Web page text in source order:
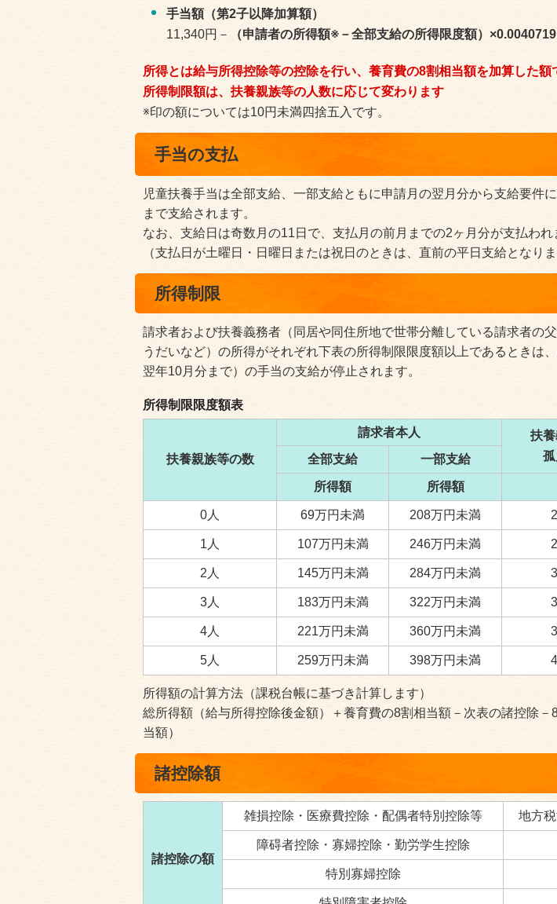
手当額（第2子以降加算額）
11,340円－
（申請者の所得額※－全部支給の所得限度額）×0.0040719
所得とは給与所得控除等の控除を行い、養育費の8割相当額を加算した額
所得制限額は、扶養親族等の人数に応じて変わります
※印の額については10円未満四捨五入です。
手当の支払
児童扶養手当は全部支給、一部支給ともに申請月の翌月分から支給要件
まで支給されます。
なお、支給日は奇数月の11日で、支払月の前月までの2ヶ月分が支払われ
（支払日が土曜日・日曜日または祝日のときは、直前の平日支給となりま
所得制限
請求者および扶養義務者（同居や同住所地で世帯分離している請求者の
うだいなど）の所得がそれぞれ下表の所得制限限度額以上であるときは
翌年10月分まで）の手当の支給が停止されます。
扶養親族等の数
請求者本人
扶
全部支給 一部支給
所得額 所得額
所得制限限度額表
0人 69万円未満 208万円未満
1人 107万円未満 246万円未満
2人 145万円未満 284万円未満
3人 183万円未満 322万円未満
4人 221万円未満 360万円未満
5人 259万円未満 398万円未満
所得額の計算方法（課税台帳に基づき計算します）
総所得額（給与所得控除後金額）＋養育費の8割相当額－次表の諸控除－
当額）
諸控除額
諸控除の額
雑損控除・医療費控除・配偶者特別控除等 地方
障碍者控除・寡婦控除・勤労学生控除
特別寡婦控除